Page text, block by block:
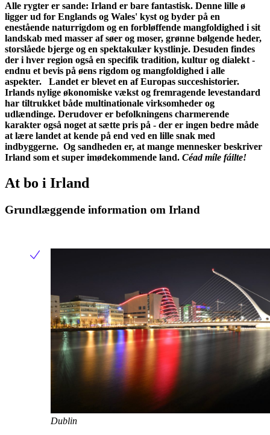
Alle rygter er sande: Irland er bare fantastisk. Denne lille ø
ligger ud for Englands og Wales' kyst og byder på en
enestående naturrigdom og en forbløffende mangfoldighed i sit
landskab med masser af søer og moser, grønne bølgende heder,
storslåede bjerge og en spektakulær kystlinje. Desuden findes
der i hver region også en specifik tradition, kultur og dialekt -
endnu et bevis på øens rigdom og mangfoldighed i alle
aspekter.
Landet er blevet en af Europas succeshistorier.
Irlands nylige økonomiske vækst og fremragende levestandard
har tiltrukket både multinationale virksomheder og
udlændinge. Derudover er befolkningens charmerende
karakter også noget at sætte pris på - der er ingen bedre måde
at lære landet at kende på end ved en lille snak med
indbyggerne. Og sandheden er, at mange mennesker beskriver
Irland som et super imødekommende land. Céad míle fáilte!
At bo i Irland
Grundlæggende information om Irland
Dublin